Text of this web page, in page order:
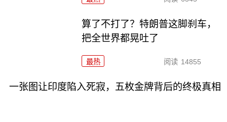
算了不打了？特朗普这脚刹车，
把全世界都晃吐了
最热 阅读 14855
一张图让印度陷入死寂，五枚金牌背后的终极真相